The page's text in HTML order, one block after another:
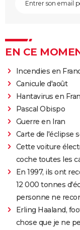
EN CE
Incendies en
Canicule d'août
Hantavirus en
Pascal Obispo
Guerre en Iran
Carte de l'éclipse
Cette voiture
coche toutes les
En 1997, ils ont
12 000 tonnes
personne ne
Erling Haaland,
chose que je ne